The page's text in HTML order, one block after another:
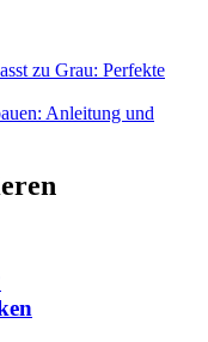
zu Grau: Perfekte
Anleitung und